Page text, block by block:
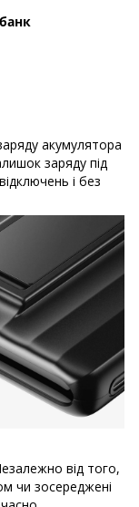
акумулятора
заряду під
і без
від того,
чи зосереджені